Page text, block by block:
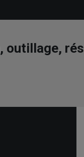
outillage,